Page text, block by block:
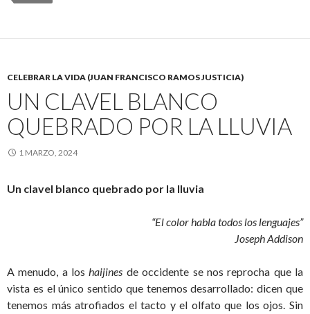
CELEBRAR LA VIDA (JUAN FRANCISCO RAMOS JUSTICIA)
UN CLAVEL BLANCO
QUEBRADO POR LA LLUVIA
1 MARZO, 2024
Un clavel blanco quebrado por la lluvia
“El color habla todos los lenguajes”
Joseph Addison
A menudo, a loshaijines de occidente se nos reprocha que la
vista es el único sentido que tenemos desarrollado: dicen que
tenemos más atrofiados el tacto y el olfato que los ojos. Sin